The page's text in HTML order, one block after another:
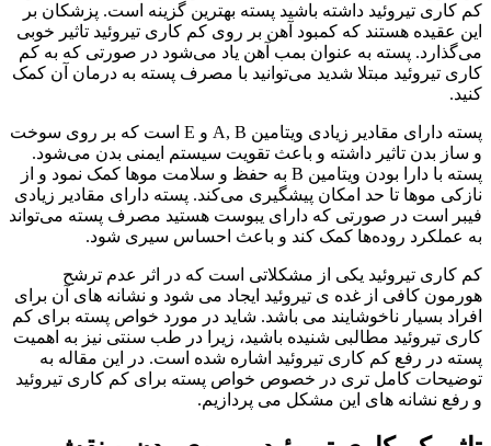
کم کاری تیروئید داشته باشید پسته بهترین گزینه است. پزشکان بر
این عقیده هستند که کمبود آهن بر روی کم کاری تیروئید تاثیر خوبی
می‌گذارد. پسته به عنوان بمب آهن یاد می‌شود در صورتی که به کم
کاری تیروئید مبتلا شدید می‌توانید با مصرف پسته به‌ درمان آن کمک
کنید.
پسته دارای مقادیر زیادی ویتامین A, B و E است که بر روی سوخت
و ساز بدن تاثیر داشته و باعث تقویت سیستم ایمنی بدن می‌شود.
پسته با دارا بودن ویتامین B به حفظ و سلامت موها کمک نمود و از
نازکی موها تا حد امکان پیشگیری می‌کند. پسته دارای مقادیر زیادی
فیبر است در صورتی که دارای یبوست هستید مصرف پسته می‌تواند
به عملکرد روده‌ها کمک کند و باعث احساس سیری شود.
کم کاری تیروئید یکی از مشکلاتی است که در اثر عدم ترشح
هورمون کافی از غده ی تیروئید ایجاد می شود و نشانه های آن برای
افراد بسیار ناخوشایند می باشد. شاید در مورد خواص پسته برای کم
کاری تیروئید مطالبی شنیده باشید، زیرا در طب سنتی نیز به اهمیت
پسته در رفع کم کاری تیروئید اشاره شده است. در این مقاله به
توضیحات کامل تری در خصوص خواص پسته برای کم کاری تیروئید
و رفع نشانه های این مشکل می پردازیم.